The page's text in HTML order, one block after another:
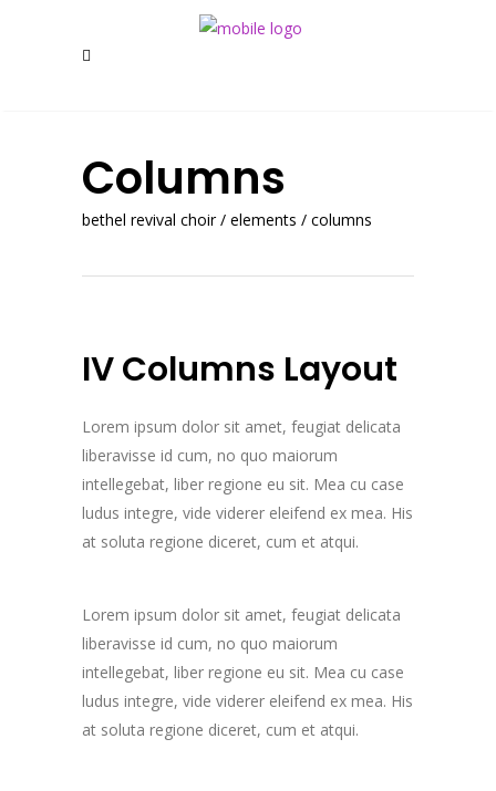
Columns
bethel revival choir/ elements / columns
IV Columns Layout
Lorem ipsum dolor sit amet, feugiat delicata
liberavisse id cum, no quo maiorum
intellegebat, liber regione eu sit. Mea cu case
ludus integre, vide viderer eleifend ex mea. His
at soluta regione diceret, cum et atqui.
Lorem ipsum dolor sit amet, feugiat delicata
liberavisse id cum, no quo maiorum
intellegebat, liber regione eu sit. Mea cu case
ludus integre, vide viderer eleifend ex mea. His
at soluta regione diceret, cum et atqui.